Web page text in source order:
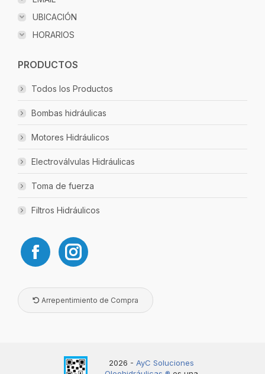
UBICACIÓN
HORARIOS
PRODUCTOS
Todos los Productos
Bombas hidráulicas
Motores Hidráulicos
Electroválvulas Hidráulicas
Toma de fuerza
Filtros Hidráulicos
Arrepentimiento de Compra
2026 -AyC Soluciones